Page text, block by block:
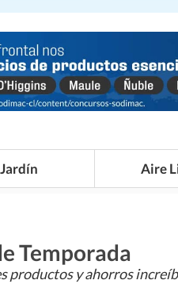
Jardín Aire
Temporada
productos y ahorros